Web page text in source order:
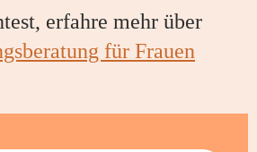
erfahre mehr über
für Frauen